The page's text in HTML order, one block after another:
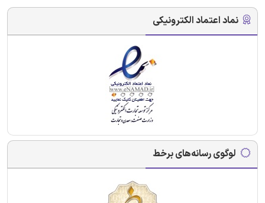
نماد اعتماد الکترونیکی
لوگوی رسانه‌های برخط